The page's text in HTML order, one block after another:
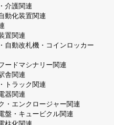
介護関連
動化装置関連
置関連
自動改札機・コインロッカー
ードマシナリー関連
舎関連
トラック関連
器関連
・エンクロージャー関連
盤・キュービクル関連